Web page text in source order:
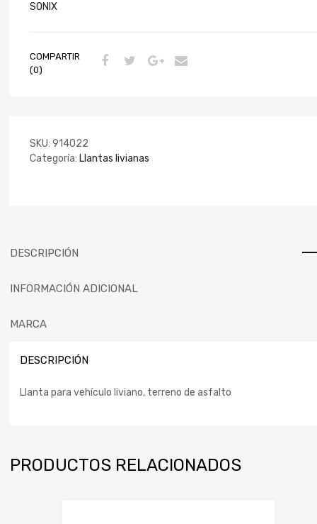
SONIX
COMPARTIR
(0)
SKU: 914022
Categoría: Llantas livianas
DESCRIPCIÓN
INFORMACIÓN ADICIONAL
MARCA
DESCRIPCIÓN
Llanta para vehículo liviano, terreno de asfalto
PRODUCTOS RELACIONADOS